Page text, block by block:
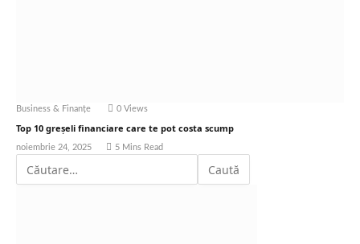
Business & Finanțe 0 Views
Top 10 greșeli financiare care te pot costa scump
noiembrie 24, 2025 5 Mins Read